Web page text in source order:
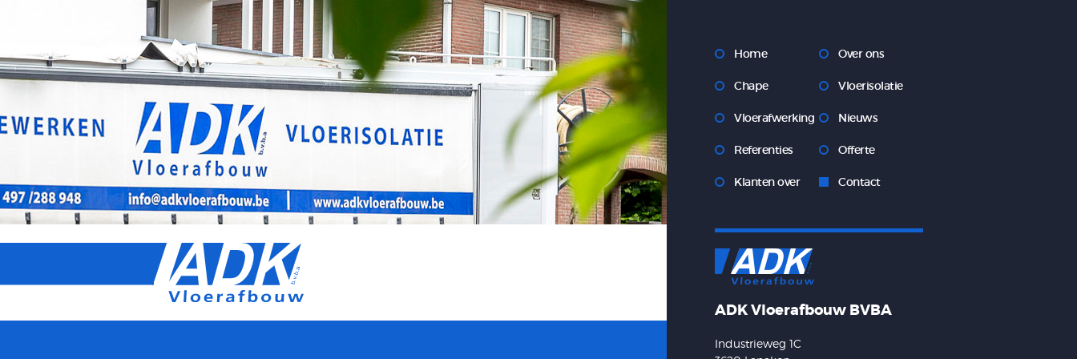
Home Over ons
Chape Vloerisolatie
Vloerafwerking Nieuws
Referenties Offerte
Klanten over Contact
ADK Vloerafbouw BVBA
Industrieweg 1C